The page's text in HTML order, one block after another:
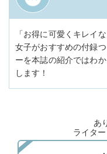
「お得に可愛くキレイ
女子がおすすめの付録
ーを本誌の紹介ではわ
します！
あ
ライタ